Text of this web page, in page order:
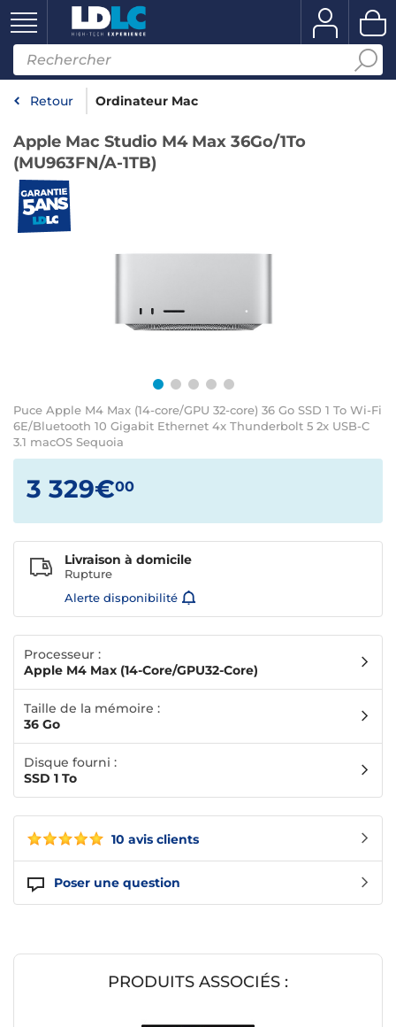
Retour Ordinateur Mac
Apple Mac Studio M4 Max 36Go/1To
(MU963FN/A-1TB)
Puce Apple M4 Max (14-core/GPU 32-core) 36 Go SSD 1 To Wi-Fi
6E/Bluetooth 10 Gigabit Ethernet 4x Thunderbolt 5 2x USB-C
3.1 macOS Sequoia
10 avis clients
Poser une question
3 329€00
Livraison à domicile
Rupture
Alerte disponibilité
Processeur :
Apple M4 Max (14-Core/GPU32-Core)
Taille de la mémoire :
36 Go
Disque fourni :
SSD 1 To
PRODUITS ASSOCIÉS :